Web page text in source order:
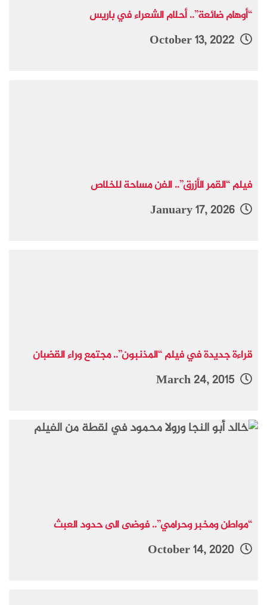
“أوهام ضائعة”.. أحلام الشعراء في باريس
فيلم “القمر الأزرق”.. الفن مساحة للخلاص
January 17, 2026
قراءة جديدة في فيلم “المذنبون”.. مجتمع وراء القضبان
“مواطن ومخبر وحرامي”.. فوضى الى حدود العبث